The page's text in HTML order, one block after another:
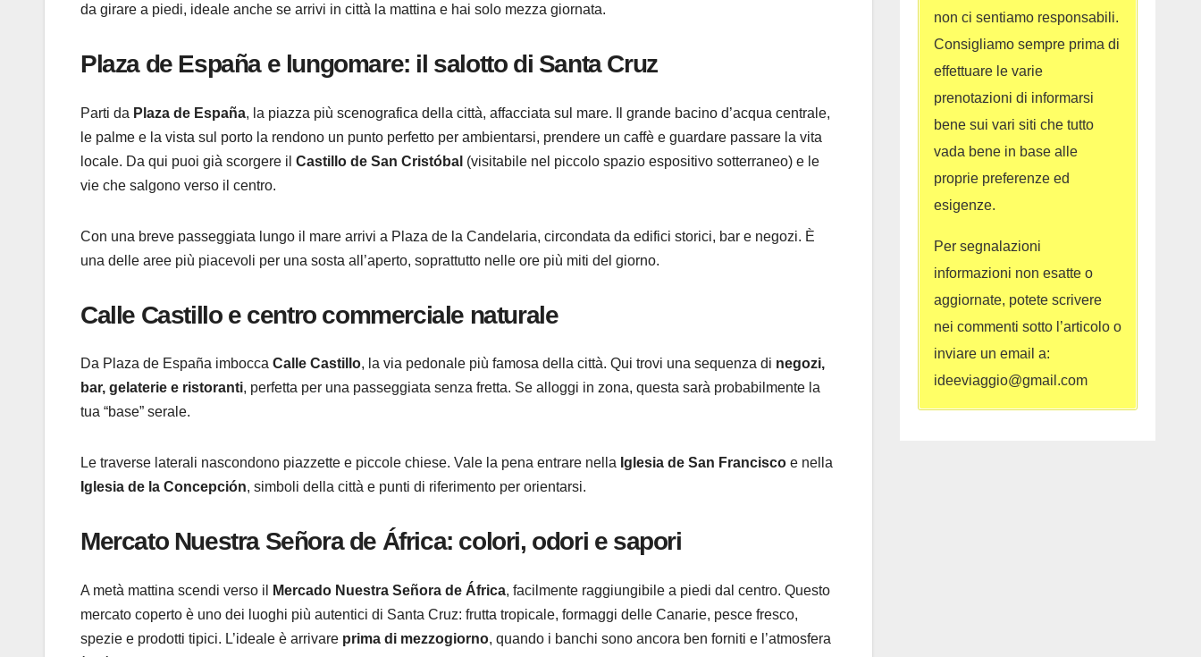
da girare a piedi, ideale anche se arrivi in città la mattina e hai solo mezza giornata.
Plaza de España e lungomare: il salotto di Santa Cruz
Parti da Plaza de España, la piazza più scenografica della città, affacciata sul mare. Il grande bacino d’acqua centrale,
le palme e la vista sul porto la rendono un punto perfetto per ambientarsi, prendere un caffè e guardare passare la vita
locale. Da qui puoi già scorgere il Castillo de San Cristóbal (visitabile nel piccolo spazio espositivo sotterraneo) e le
vie che salgono verso il centro.
Con una breve passeggiata lungo il mare arrivi a Plaza de la Candelaria, circondata da edifici storici, bar e negozi. È
una delle aree più piacevoli per una sosta all’aperto, soprattutto nelle ore più miti del giorno.
Calle Castillo e centro commerciale naturale
Da Plaza de España imbocca Calle Castillo, la via pedonale più famosa della città. Qui trovi una sequenza di negozi,
bar, gelaterie e ristoranti, perfetta per una passeggiata senza fretta. Se alloggi in zona, questa sarà probabilmente la
tua “base” serale.
Le traverse laterali nascondono piazzette e piccole chiese. Vale la pena entrare nella Iglesia de San Francisco e nella
Iglesia de la Concepción, simboli della città e punti di riferimento per orientarsi.
Mercato Nuestra Señora de África: colori, odori e sapori
A metà mattina scendi verso il Mercado Nuestra Señora de África, facilmente raggiungibile a piedi dal centro. Questo
mercato coperto è uno dei luoghi più autentici di Santa Cruz: frutta tropicale, formaggi delle Canarie, pesce fresco,
spezie e prodotti tipici. L’ideale è arrivare prima di mezzogiorno, quando i banchi sono ancora ben forniti e l’atmosfera
non ci sentiamo responsabili.
Consigliamo sempre prima di
effettuare le varie
prenotazioni di informarsi
bene sui vari siti che tutto
vada bene in base alle
proprie preferenze ed
esigenze.
Per segnalazioni
informazioni non esatte o
aggiornate, potete scrivere
nei commenti sotto l’articolo o
inviare un email a:
ideeviaggio@gmail.com